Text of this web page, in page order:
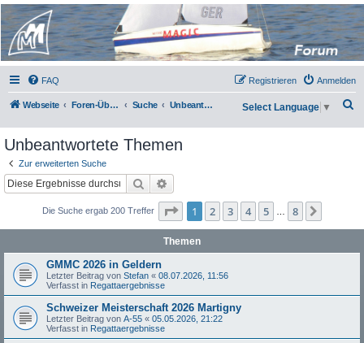
Micro Magic Forum
Deutschland
FAQ Anmelden
Registrieren
Webseite Foren-Übersicht Suche Unbeantwortete Themen Select Language ▼
Unbeantwortete Themen
Zur erweiterten Suche
Suche
Die Suche ergab 200 Treffer Seite 1von
1 2 3 4 5 8
Themen
GMMC 2026 in Geldern
Letzter Beitrag von Stefan « 08.07.2026, 11:56
Verfasst in Regattaergebnisse
Schweizer Meisterschaft 2026 Martigny
Letzter Beitrag von A-55 « 05.05.2026, 21:22
Verfasst in Regattaergebnisse